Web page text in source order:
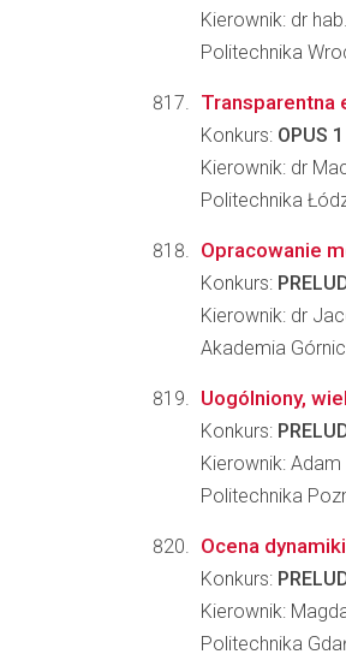
Kierownik: dr
Politechnika
Transparentna
Konkurs: OPUS 1
Kierownik: dr
Politechnika
Opracowanie
Konkurs:
Kierownik: dr
Akademia
Uogólniony,
Konkurs:
Kierownik:
Politechnika
Ocena
Konkurs:
Kierownik:
Politechnika